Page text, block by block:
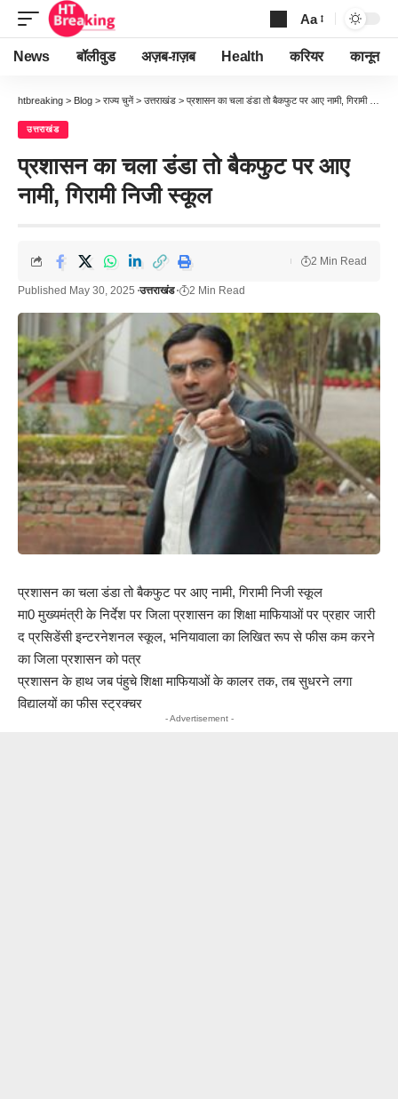
Font
Resizer
Aa
News बॉलीवुड अज़ब-ग़ज़ब Health करियर कानून
htbreaking > Blog > राज्य चुनें > उत्तराखंड > प्रशासन का चला डंडा तो बैकफुट पर आए नामी, गिरामी निजी स्कूल
उत्तराखंड
प्रशासन का चला डंडा तो बैकफुट पर आए
नामी, गिरामी निजी स्कूल
Published May 30, 2025 उत्तराखंड 2 Min Read
2 Min Read
प्रशासन का चला डंडा तो बैकफुट पर आए नामी, गिरामी निजी स्कूल
मा0 मुख्यमंत्री के निर्देश पर जिला प्रशासन का शिक्षा माफियाओं पर प्रहार जारी
द प्रसिडेंसी इन्टरनेशनल स्कूल, भनियावाला का लिखित रूप से फीस कम करने
का जिला प्रशासन को पत्र
प्रशासन के हाथ जब पंहुचे शिक्षा माफियाओं के कालर तक, तब सुधरने लगा
विद्यालयों का फीस स्ट्रक्चर
- Advertisement -